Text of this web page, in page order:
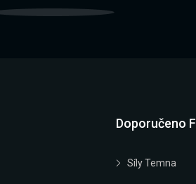
Doporučeno
Síly Temna